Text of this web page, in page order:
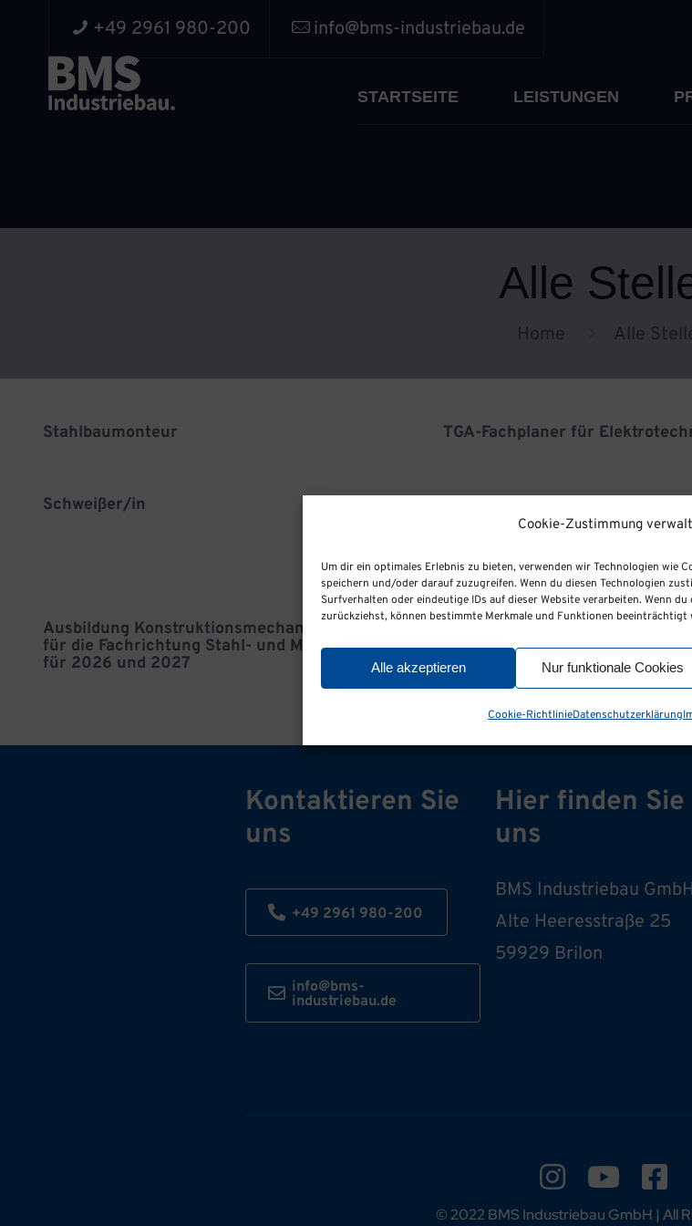
Cookie-Zustimmung
Um dir ein optimales Erlebnis zu bieten, verwenden wir Technologien wie
speichern und/oder darauf zuzugreifen. Wenn du diesen Technologien
Surfverhalten oder eindeutige IDs auf dieser Website verarbeiten. Wenn
zurückziehst, können bestimmte Merkmale und Funktionen beeinträchtigt
Alle akzeptieren Nur funktionale Cookies
Cookie-RichtlinieDatenschutzerklärung
+49 2961 980-200 info@bms-industriebau.de
STARTSEITE LEISTUNGEN
Alle
Home Alle
Stahlbaumonteur TGA-Fachplaner für
Schweißer/in
Konstrukteur/in Fachrichtung
2027
Ausbildung Konstruktionsmechaniker/in
für die Fachrichtung Stahl- und Metallbau
für 2026 und 2027
Konstruktionsmechaniker/in &
Stahlbauschlosser/in
Kontaktieren Sie
uns
+49 2961 980-200
info@bms-
industriebau.de
Hier finden Sie
uns
BMS Industriebau GmbH
Alte Heeresstraße 25
59929 Brilon
© 2022 BMS Industriebau GmbH | All